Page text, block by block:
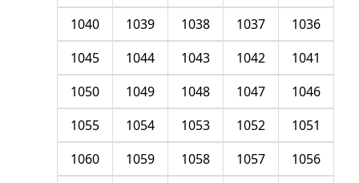
1036
1037
1038
1039
1040
1041
1042
1043
1044
1045
1046
1047
1048
1049
1050
1051
1052
1053
1054
1055
1056
1057
1058
1059
1060